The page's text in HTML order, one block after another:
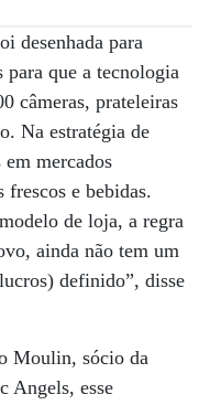
desenhada para
para que a tecnologia
câmeras, prateleiras
Na estratégia de
mercados
e bebidas.
de loja, a regra
ainda não tem um
definido”, disse
Moulin, sócio da
Angels, esse